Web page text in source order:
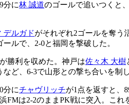
分に林 誠道のゴールで追いつくと
デルガドがそれぞれ2ゴールを奪う
ールで、2-0と福岡を撃破した。
勝利を収めた。神戸は佐々木 大樹
ど、6-3で山形との撃ち合いを制し
分にチャヴリッチが1点を返すと、
FMは2-2のままPK戦に突入。これ